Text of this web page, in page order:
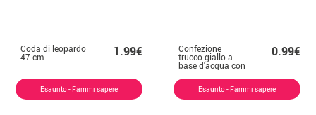
Coda di leopardo
47 cm 1.99€
Esaurito - Fammi sapere
Confezione
trucco giallo a
base d'acqua con
0.99€
Esaurito - Fammi sapere